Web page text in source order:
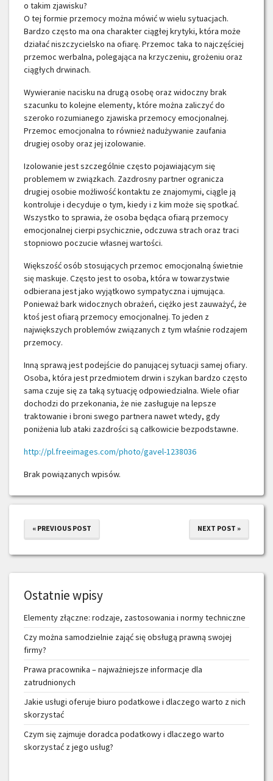
o takim zjawisku?
O tej formie przemocy można mówić w wielu sytuacjach.
Bardzo często ma ona charakter ciągłej krytyki, która może
działać niszczycielsko na ofiarę. Przemoc taka to najczęściej
przemoc werbalna, polegająca na krzyczeniu, grożeniu oraz
ciągłych drwinach.
Wywieranie nacisku na drugą osobę oraz widoczny brak
szacunku to kolejne elementy, które można zaliczyć do
szeroko rozumianego zjawiska przemocy emocjonalnej.
Przemoc emocjonalna to również nadużywanie zaufania
drugiej osoby oraz jej izolowanie.
Izolowanie jest szczególnie często pojawiającym się
problemem w związkach. Zazdrosny partner ogranicza
drugiej osobie możliwość kontaktu ze znajomymi, ciągle ją
kontroluje i decyduje o tym, kiedy i z kim może się spotkać.
Wszystko to sprawia, że osoba będąca ofiarą przemocy
emocjonalnej cierpi psychicznie, odczuwa strach oraz traci
stopniowo poczucie własnej wartości.
Większość osób stosujących przemoc emocjonalną świetnie
się maskuje. Często jest to osoba, która w towarzystwie
odbierana jest jako wyjątkowo sympatyczna i ujmująca.
Ponieważ bark widocznych obrażeń, ciężko jest zauważyć, że
ktoś jest ofiarą przemocy emocjonalnej. To jeden z
największych problemów związanych z tym właśnie rodzajem
przemocy.
Inną sprawą jest podejście do panującej sytuacji samej ofiary.
Osoba, która jest przedmiotem drwin i szykan bardzo często
sama czuje się za taką sytuację odpowiedzialna. Wiele ofiar
dochodzi do przekonania, że nie zasługuje na lepsze
traktowanie i broni swego partnera nawet wtedy, gdy
poniżenia lub ataki zazdrości są całkowicie bezpodstawne.
http://pl.freeimages.com/photo/gavel-1238036
Brak powiązanych wpisów.
« PREVIOUS POST NEXT POST »
Ostatnie wpisy
Elementy złączne: rodzaje, zastosowania i normy techniczne
Czy można samodzielnie zająć się obsługą prawną swojej
firmy?
Prawa pracownika – najważniejsze informacje dla
zatrudnionych
Jakie usługi oferuje biuro podatkowe i dlaczego warto z nich
skorzystać
Czym się zajmuje doradca podatkowy i dlaczego warto
skorzystać z jego usług?